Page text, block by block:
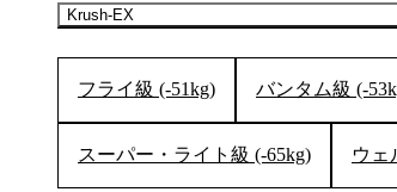
Krush-EX
フライ級 (-51kg) バンタム級 (-
スーパー・ライト級 (-65kg) ウェ